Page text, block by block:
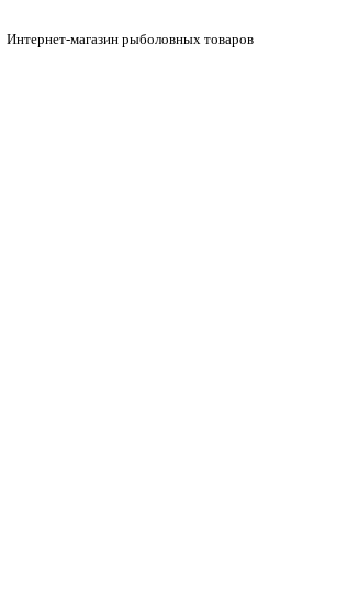
Интернет-магазин рыболовных товаров